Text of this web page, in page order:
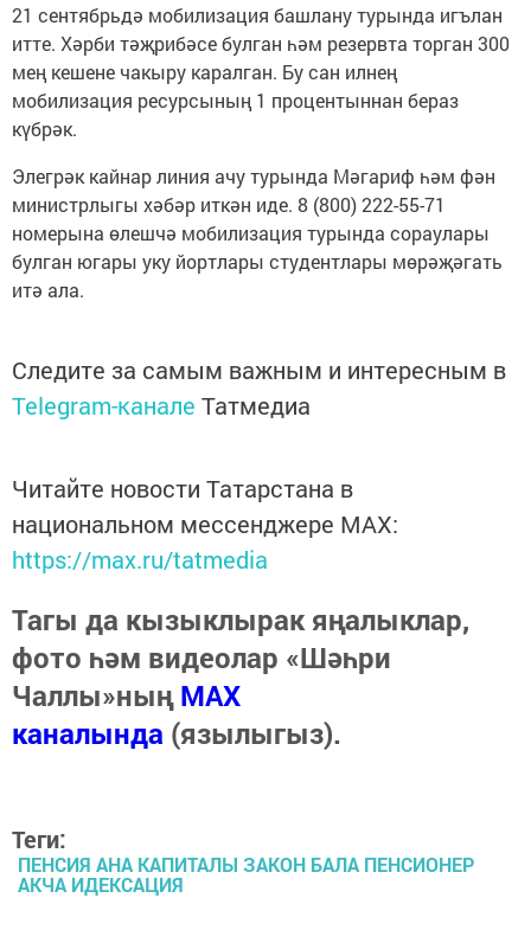
21 сентябрьдә мобилизация башлану турында игълан
итте. Хәрби тәҗрибәсе булган һәм резервта торган 300
мең кешене чакыру каралган. Бу сан илнең
мобилизация ресурсының 1 процентыннан бераз
күбрәк.
Элегрәк кайнар линия ачу турында Мәгариф һәм фән
министрлыгы хәбәр иткән иде. 8 (800) 222-55-71
номерына өлешчә мобилизация турында сораулары
булган югары уку йортлары студентлары мөрәҗәгать
итә ала.
Следите за самым важным и интересным в
Telegram-канале Татмедиа
Читайте новости Татарстана в
национальном мессенджере MАХ:
https://max.ru/tatmedia
Тагы да кызыклырак яңалыклар,
фото һәм видеолар «Шәһри
Чаллы»ныңMAX
каналында (язылыгыз).
Теги:
ПЕНСИЯ АНА КАПИТАЛЫ ЗАКОН БАЛА ПЕНСИОНЕР
АКЧА ИДЕКСАЦИЯ